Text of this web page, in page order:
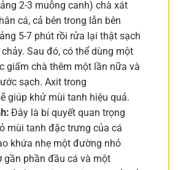
2-3 muỗng canh) chà xát
cá, cả bên trong lẫn bên
5-7 phút rồi rửa lại thật sạch
Sau đó, có thể dùng một
giấm chà thêm một lần nữa và
sạch. Axit trong
giúp khử mùi tanh hiệu quả.
Đây là bí quyết quan trọng
mùi tanh đặc trưng của cá
khứa nhẹ một đường nhỏ
gần phần đầu cá và một